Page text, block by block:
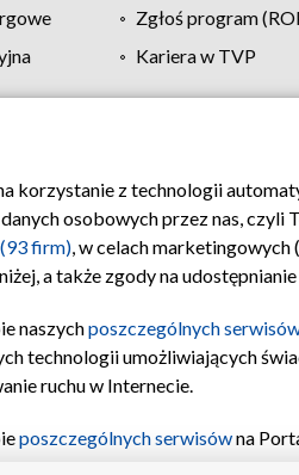
Zgłoś program
Kariera w TVP
prywatności Moje zgody
korzystanie z technologii
osobowych przez nas, czyli
firm), w celach
a także zgody na
naszychposzczególnych
technologii umożliwiających
ruchu w Internecie.
poszczególnych serwisówna